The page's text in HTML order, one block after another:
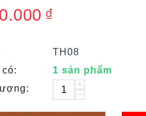
₫
TH08
có:
1 sản phẩm
+
−